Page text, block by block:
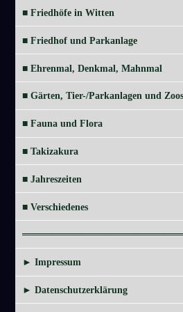
■ Friedhöfe in Witten
■ Friedhof und Parkanlage
■ Ehrenmal, Denkmal, Mahnmal
■ Gärten, Tier-/Parkanlagen und Zoos
■ Fauna und Flora
■ Takizakura
■ Jahreszeiten
■ Verschiedenes
► Impressum
► Datenschutzerklärung